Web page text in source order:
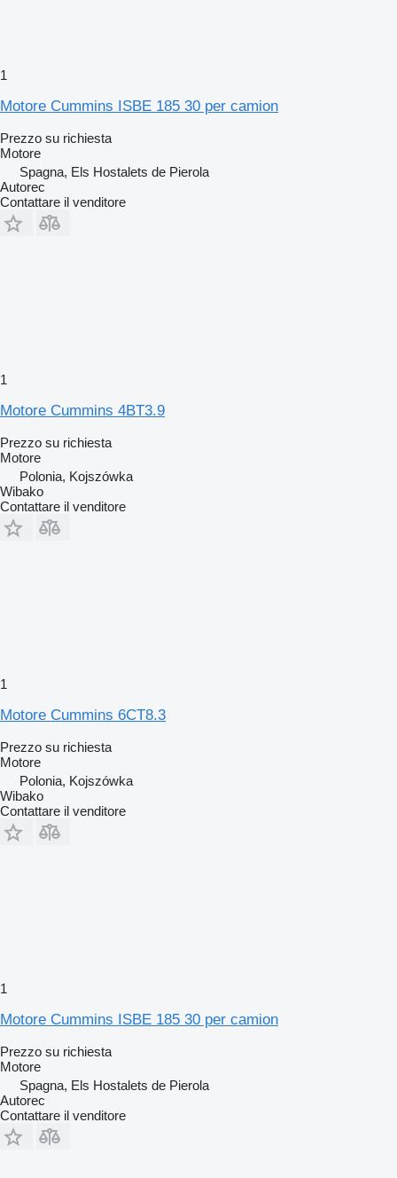
1
Motore Cummins ISBE 185 30 per camion
Prezzo su richiesta
Motore
Spagna, Els Hostalets de Pierola
Autorec
Contattare il venditore
1
Motore Cummins 4BT3.9
Prezzo su richiesta
Motore
Polonia, Kojszówka
Wibako
Contattare il venditore
1
Motore Cummins 6CT8.3
Prezzo su richiesta
Motore
Polonia, Kojszówka
Wibako
Contattare il venditore
1
Motore Cummins ISBE 185 30 per camion
Prezzo su richiesta
Motore
Spagna, Els Hostalets de Pierola
Autorec
Contattare il venditore